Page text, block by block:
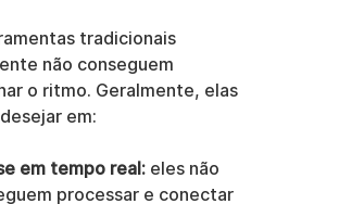
tradicionais
não conseguem
o ritmo. Geralmente, elas
em:
em tempo real: eles não
processar e conectar